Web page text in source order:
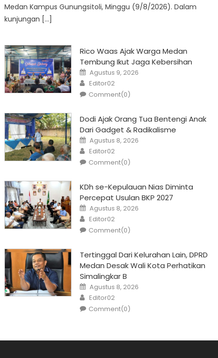
Medan Kampus Gunungsitoli, Minggu (9/8/2026). Dalam
kunjungan […]
Rico Waas Ajak Warga Medan
Tembung Ikut Jaga Kebersihan
Posted
on
Agustus 9, 2026
Author
Editor02
Comment(0)
Dodi Ajak Orang Tua Bentengi Anak
Dari Gadget & Radikalisme
Posted
on
Agustus 8, 2026
Author
Editor02
Comment(0)
KDh se-Kepulauan Nias Diminta
Percepat Usulan BKP 2027
Posted
on
Agustus 8, 2026
Author
Editor02
Comment(0)
Tertinggal Dari Kelurahan Lain, DPRD
Medan Desak Wali Kota Perhatikan
Simalingkar B
Posted
on
Agustus 8, 2026
Author
Editor02
Comment(0)